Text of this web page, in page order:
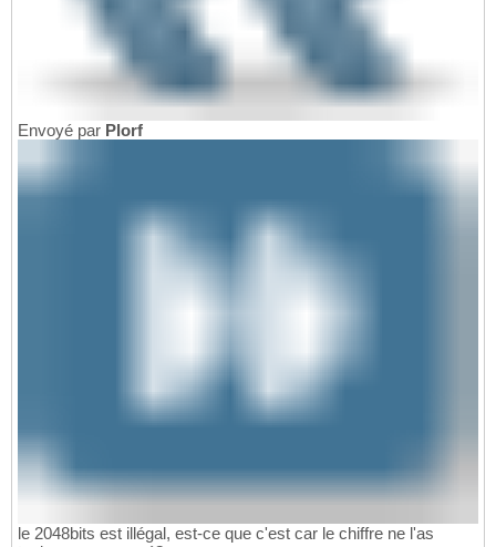
Envoyé par Plorf
le 2048bits est illégal, est-ce que c'est car le chiffre ne l'as